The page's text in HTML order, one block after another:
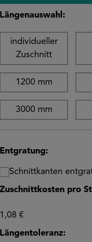
Längenauswahl:
individueller
Zuschnitt
1200 mm
3000 mm
Entgratung:
Schnittkanten
Zuschnittkosten pro
1,08 €
Längentoleranz: